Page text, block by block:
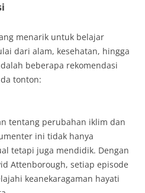
menarik untuk belajar
dari alam, kesehatan, hingga
beberapa rekomendasi
tonton:
tentang perubahan iklim dan
ini tidak hanya
tetapi juga mendidik. Dengan
Attenborough, setiap episode
keanekaragaman hayati